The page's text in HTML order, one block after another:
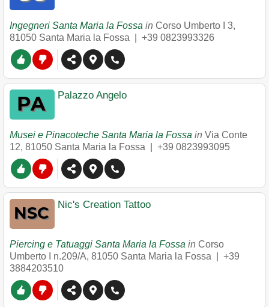
Ingegneri Santa Maria la Fossa in Corso Umberto I 3,
81050 Santa Maria la Fossa +39 0823993326
Palazzo Angelo
Musei e Pinacoteche Santa Maria la Fossa in Via Conte
12, 81050 Santa Maria la Fossa +39 0823993095
Nic's Creation Tattoo
Piercing e Tatuaggi Santa Maria la Fossa in Corso
Umberto I n.209/A, 81050 Santa Maria la Fossa
+39
3884203510